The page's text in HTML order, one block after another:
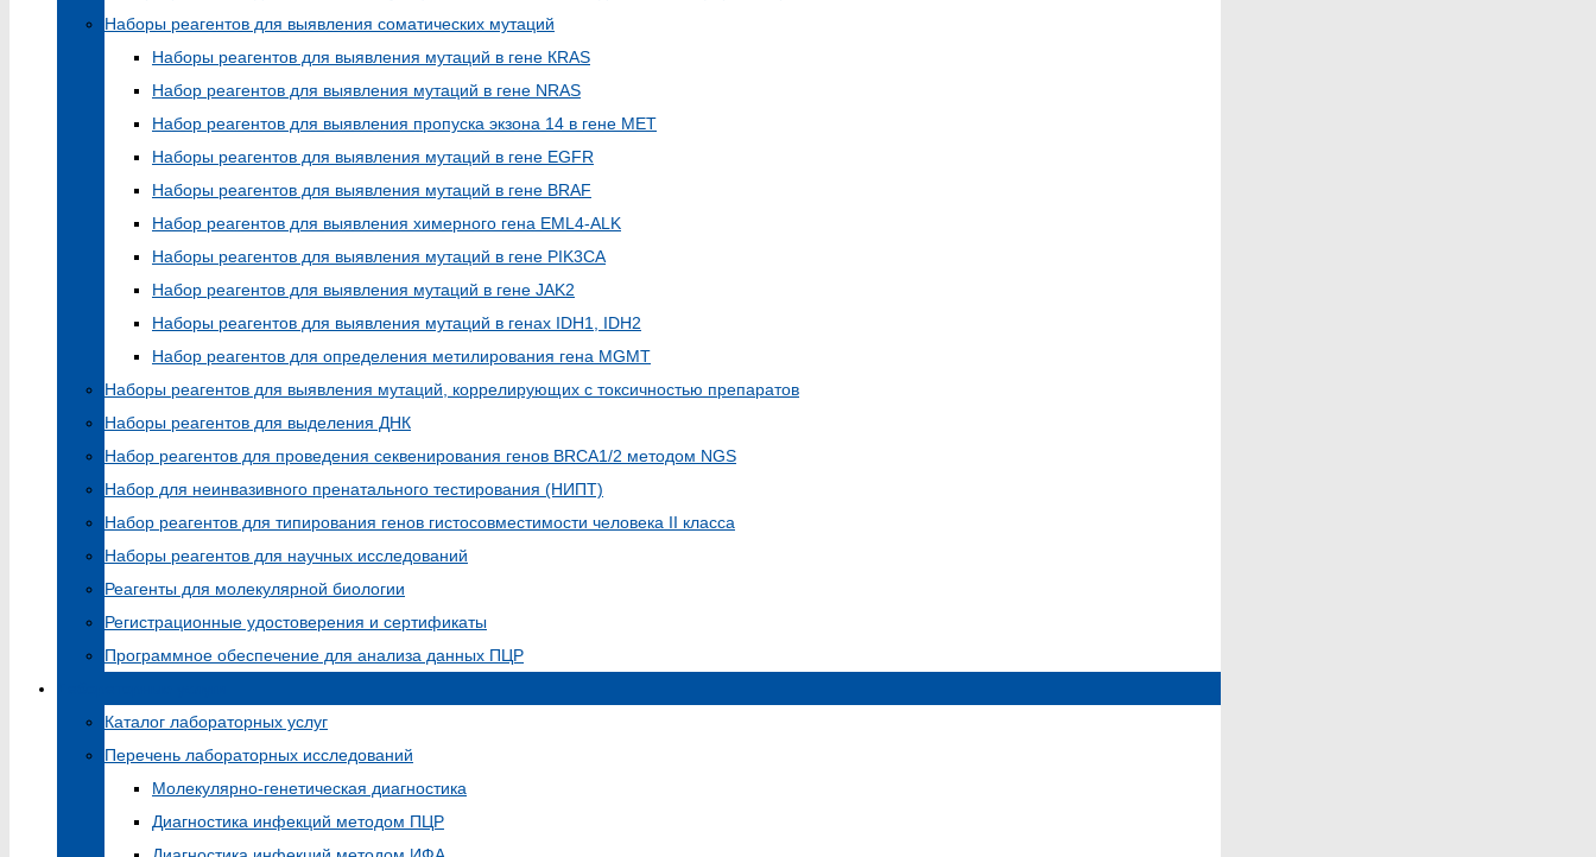
Наборы реагентов для выявления соматических мутаций
Наборы реагентов для выявления мутаций в гене КRAS
Набор реагентов для выявления мутаций в гене NRAS
Набор реагентов для выявления пропуска экзона 14 в гене MET
Наборы реагентов для выявления мутаций в гене EGFR
Наборы реагентов для выявления мутаций в гене BRAF
Набор реагентов для выявления химерного гена EML4‑ALK
Наборы реагентов для выявления мутаций в гене PIK3CA
Набор реагентов для выявления мутаций в гене JAK2
Наборы реагентов для выявления мутаций в генах IDH1, IDH2
Набор реагентов для определения метилирования гена MGMT
Наборы реагентов для выявления мутаций, коррелирующих с токсичностью препаратов
Наборы реагентов для выделения ДНК
Набор реагентов для проведения секвенирования генов BRCA1/2 методом NGS
Набор для неинвазивного пренатального тестирования (НИПТ)
Набор реагентов для типирования генов гистосовместимости человека II класса
Наборы реагентов для научных исследований
Реагенты для молекулярной биологии
Регистрационные удостоверения и сертификаты
Программное обеспечение для анализа данных ПЦР
Каталог лабораторных услуг
Перечень лабораторных исследований
Молекулярно-генетическая диагностика
Диагностика инфекций методом ПЦР